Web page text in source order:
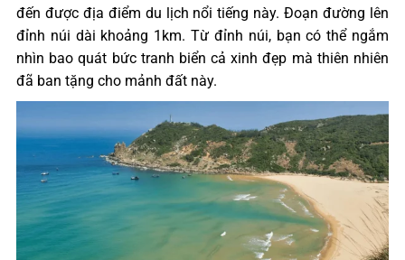
đến được địa điểm du lịch nổi tiếng này. Đoạn đường lên
đỉnh núi dài khoảng 1km. Từ đỉnh núi, bạn có thể ngắm
nhìn bao quát bức tranh biển cả xinh đẹp mà thiên nhiên
đã ban tặng cho mảnh đất này.